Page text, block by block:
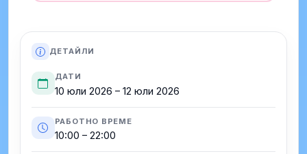
ДЕТАЙЛИ
ДАТИ
10 юли 2026 – 12 юли 2026
РАБОТНО ВРЕМЕ
10:00 – 22:00